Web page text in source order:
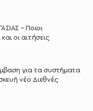
– Ποιοι
οι αιτήσεις
για τα συστήματα
νέο Διεθνές